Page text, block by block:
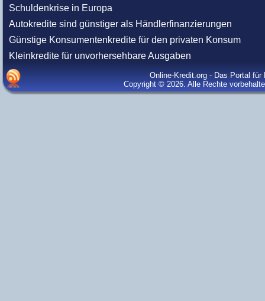
Schuldenkrise in Europa
Autokredite sind günstiger als Händlerfinanzierungen
Günstige Konsumentenkredite für den privaten Konsum
Kleinkredite für unvorhersehbare Ausgaben
Online-Kredit.org - Das Portal
Copyright © 2026. Alle Rechte